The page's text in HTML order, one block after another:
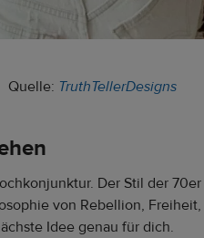
Quelle: TruthTellerDesigns
Der Stil der
von Rebellion,
Idee genau für dich.